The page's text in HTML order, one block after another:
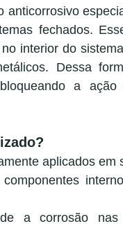
anticorrosivo
fechados.
interior do
Dessa
a
aplicados em
a corrosão nas